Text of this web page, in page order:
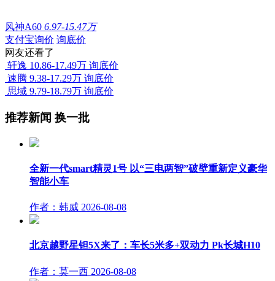
风神A60 6.97-15.47万
支付宝询价 询底价
网友还看了
轩逸 10.86-17.49万 询底价
速腾 9.38-17.29万 询底价
思域 9.79-18.79万 询底价
推荐新闻 换一批
全新一代smart精灵1号 以“三电两智”破壁重新定义豪华
智能小车
作者：韩威 2026-08-08
北京越野星钽5X来了：车长5米多+双动力 Pk长城H10
作者：莫一西 2026-08-08